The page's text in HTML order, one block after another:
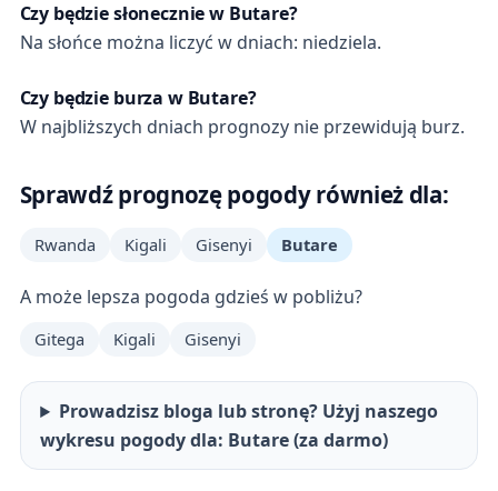
Czy będzie słonecznie w Butare?
Na słońce można liczyć w dniach: niedziela.
Czy będzie burza w Butare?
W najbliższych dniach prognozy nie przewidują burz.
Sprawdź prognozę pogody również dla:
Rwanda Kigali Gisenyi Butare
A może lepsza pogoda gdzieś w pobliżu?
Gitega Kigali Gisenyi
Prowadzisz bloga lub stronę? Użyj naszego
wykresu pogody dla: Butare (za darmo)